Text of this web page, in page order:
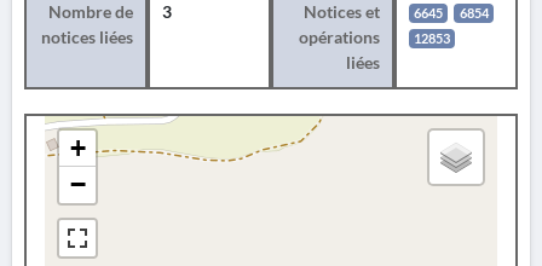
Nombre de
notices liées
3
Notices et
opérations
liées
6645
6854
12853
+
−